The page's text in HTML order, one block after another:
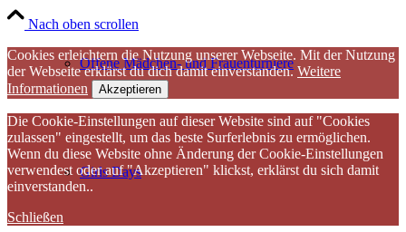
Offene Mädchen- und Frauenturniere
Girls Days
Nach oben scrollen
Cookies erleichtern die Nutzung unserer Webseite. Mit der Nutzung
der Webseite erklärst du dich damit einverstanden. Weitere
Informationen
Akzeptieren
Die Cookie-Einstellungen auf dieser Website sind auf "Cookies
zulassen" eingestellt, um das beste Surferlebnis zu ermöglichen.
Wenn du diese Website ohne Änderung der Cookie-Einstellungen
verwendest oder auf "Akzeptieren" klickst, erklärst du sich damit
einverstanden..
Schließen